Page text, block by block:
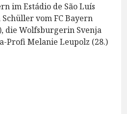
im Estádio de São Luís
vom FC Bayern
die Wolfsburgerin Svenja
Profi Melanie Leupolz (28.)